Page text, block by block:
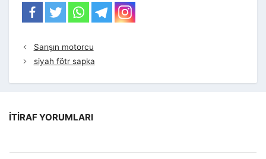
Sarışın motorcu
siyah fötr sapka
İTIRAF YORUMLARI